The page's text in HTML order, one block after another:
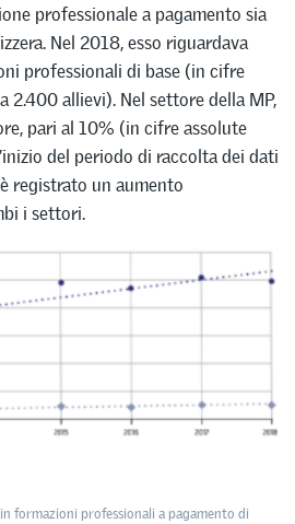
professionale a pagamento sia
Nel 2018, esso riguardava
professionali di base (in cifre
2.400 allievi). Nel settore della MP,
pari al 10% (in cifre assolute
del periodo di raccolta dei dati
registrato un aumento
i settori.
formazioni professionali a pagamento di